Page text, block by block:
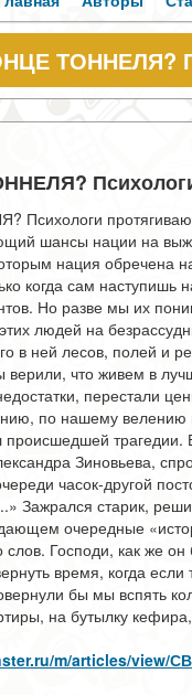
ТОННЕЛЯ?
шансы нации на
нация
когда сам
Но разве мы их
людей на
в ней лесов, по­лей и
что живем в
перестали
по нашему велению
тра­гедии.
Зи­новьева,
часок-другой
Зажрался старик,
очередные
слов. Господи, как же
вре­мя, когда
бы мы вспять
на бутылку
m/articles/view/